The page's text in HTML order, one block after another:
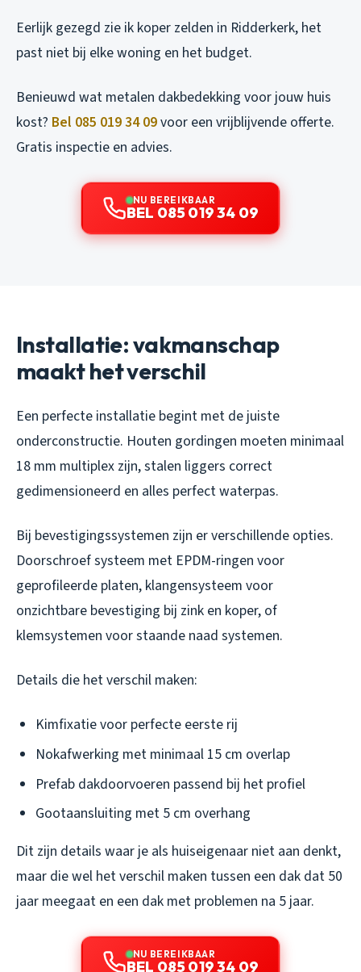
Eerlijk gezegd zie ik koper zelden in Ridderkerk, het
past niet bij elke woning en het budget.
Benieuwd wat metalen dakbedekking voor jouw huis
kost? Bel 085 019 34 09voor een vrijblijvende offerte.
Gratis inspectie en advies.
NU BEREIKBAAR
BEL 085 019 34 09
Installatie: vakmanschap
maakt het verschil
Een perfecte installatie begint met de juiste
onderconstructie. Houten gordingen moeten minimaal
18 mm multiplex zijn, stalen liggers correct
gedimensioneerd en alles perfect waterpas.
Bij bevestigingssystemen zijn er verschillende opties.
Doorschroef systeem met EPDM-ringen voor
geprofileerde platen, klangensysteem voor
onzichtbare bevestiging bij zink en koper, of
klemsystemen voor staande naad systemen.
Details die het verschil maken:
Kimfixatie voor perfecte eerste rij
Nokafwerking met minimaal 15 cm overlap
Prefab dakdoorvoeren passend bij het profiel
Gootaansluiting met 5 cm overhang
Dit zijn details waar je als huiseigenaar niet aan denkt,
maar die wel het verschil maken tussen een dak dat 50
jaar meegaat en een dak met problemen na 5 jaar.
NU BEREIKBAAR
BEL 085 019 34 09